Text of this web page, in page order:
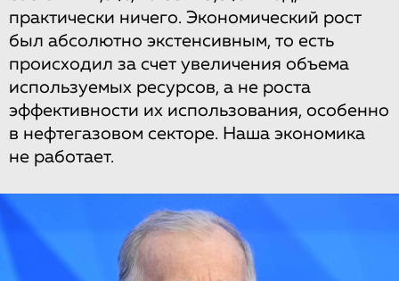
практически ничего. Экономический рост
был абсолютно экстенсивным, то есть
происходил за счет увеличения объема
используемых ресурсов, а не роста
эффективности их использования, особенно
в нефтегазовом секторе. Наша экономика
не работает.